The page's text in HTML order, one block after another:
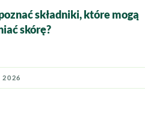
składniki, które mogą
skórę?
2026